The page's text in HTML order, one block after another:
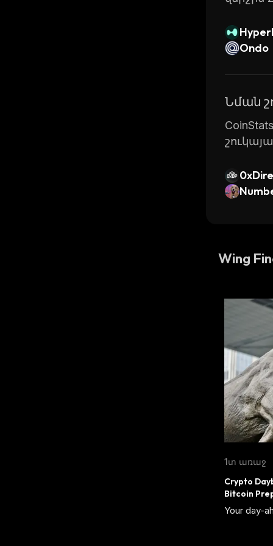
Ondo
Նման
Wing
1տ առաջ
Crypto
Bitcoin
Your day-